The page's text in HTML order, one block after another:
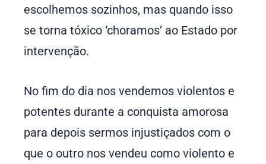
escolhemos sozinhos, mas quando isso
se torna tóxico ‘choramos’ ao Estado por
intervenção.
No fim do dia nos vendemos violentos e
potentes durante a conquista amorosa
para depois sermos injustiçados com o
que o outro nos vendeu como violento e